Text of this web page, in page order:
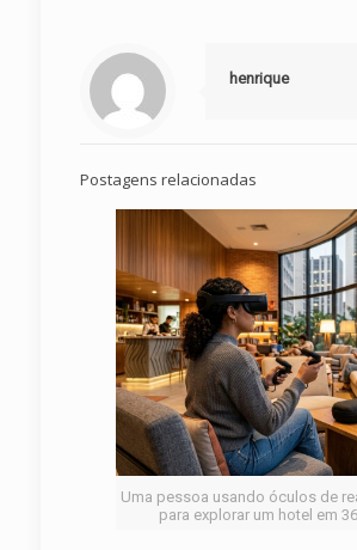
henrique
Postagens relacionadas
Uma pessoa usando óculos de
para explorar um hotel em